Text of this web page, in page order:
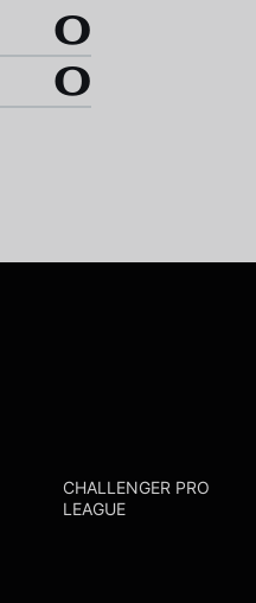
0
0
CHALLENGER PRO
LEAGUE